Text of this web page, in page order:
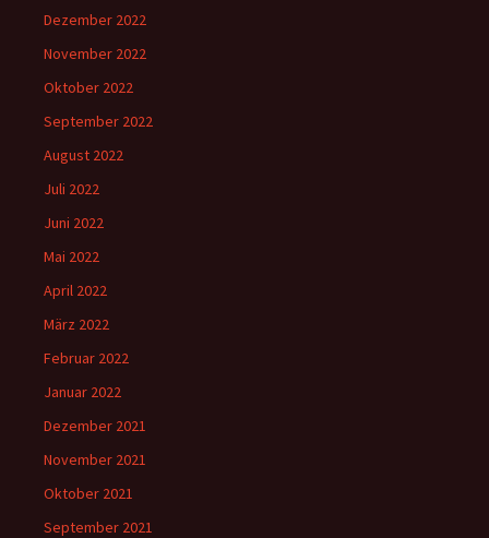
Dezember 2022
November 2022
Oktober 2022
September 2022
August 2022
Juli 2022
Juni 2022
Mai 2022
April 2022
März 2022
Februar 2022
Januar 2022
Dezember 2021
November 2021
Oktober 2021
September 2021